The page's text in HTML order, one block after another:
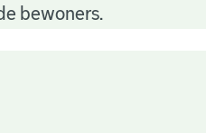
bewoners.